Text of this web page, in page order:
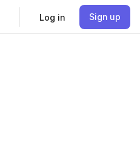
Log in Sign up